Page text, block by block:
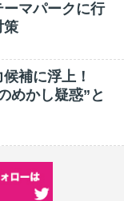
マパークに行
策
補に浮上！
めかし疑惑”と